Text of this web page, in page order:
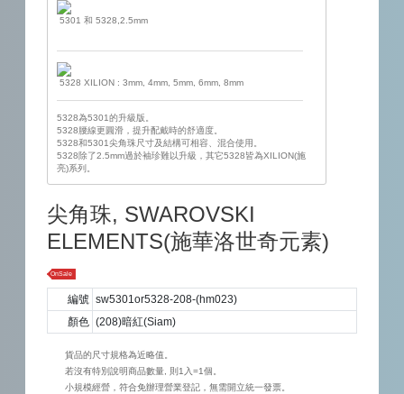
5301 和 5328,2.5mm
5328 XILION : 3mm, 4mm, 5mm, 6mm, 8mm
5328為5301的升級版。
5328腰線更圓滑，提升配戴時的舒適度。
5328和5301尖角珠尺寸及結構可相容、混合使用。
5328除了2.5mm過於袖珍難以升級，其它5328皆為XILION(施
亮)系列。
尖角珠, SWAROVSKI
ELEMENTS(施華洛世奇元素)
OnSale
編號 sw5301or5328-208-(hm023)
顏色 (208)暗紅(Siam)
貨品的尺寸規格為近略值。
若沒有特別說明商品數量, 則1入=1個。
小規模經營，符合免辦理營業登記，無需開立統一發票。